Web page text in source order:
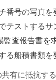
番号の写真を
テストするサ
監査報告書を
る船積書類を
共有に抵抗す